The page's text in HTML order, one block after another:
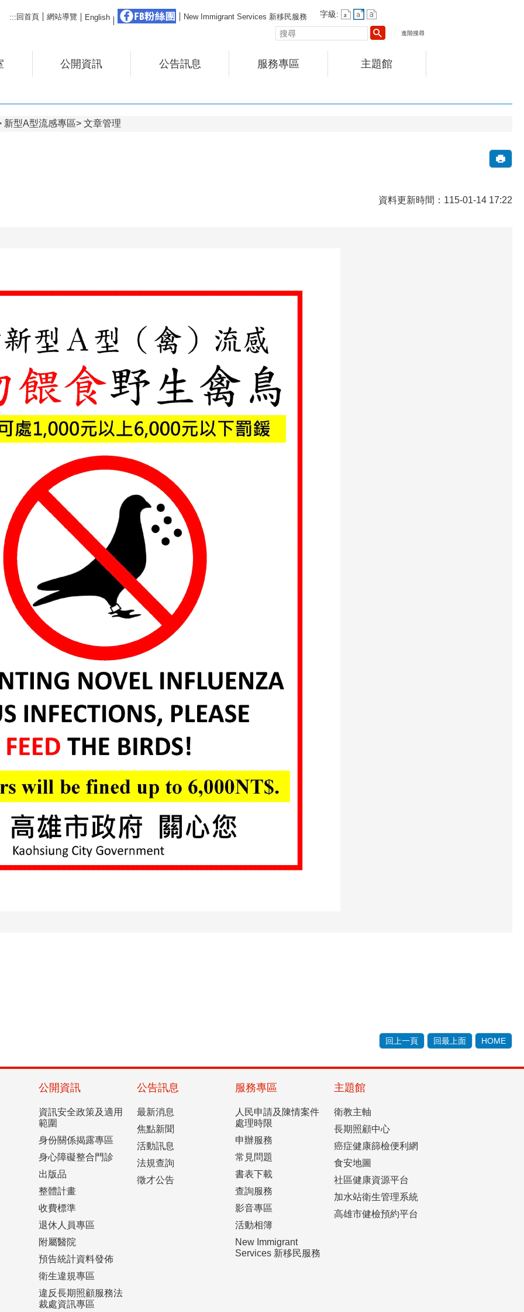
:::回首頁 網站導覽 English FB粉絲團
New Immigrant Services 新移民服務
字級:
尋
進階搜尋
公開資訊 公告訊息 服務專區 主題館
新型A型流感專區 文章管理
資料更新時間：115-01-14 17:22
回上一頁 回最上面 HOME
公開資訊
資訊安全政策及適用
範圍
身份關係揭露專區
身心障礙整合門診
出版品
整體計畫
收費標準
退休人員專區
附屬醫院
預告統計資料發佈
衛生違規專區
違反長期照顧服務法
裁處資訊專區
公告訊息
最新消息
焦點新聞
活動訊息
法規查詢
徵才公告
服務專區
人民申請及陳情案件
處理時限
申辦服務
常見問題
書表下載
查詢服務
影音專區
活動相簿
New Immigrant
Services 新移民服務
主題館
衛教主軸
長期照顧中心
癌症健康篩檢便利網
食安地圖
社區健康資源平台
加水站衛生管理系統
高雄市健檢預約平台